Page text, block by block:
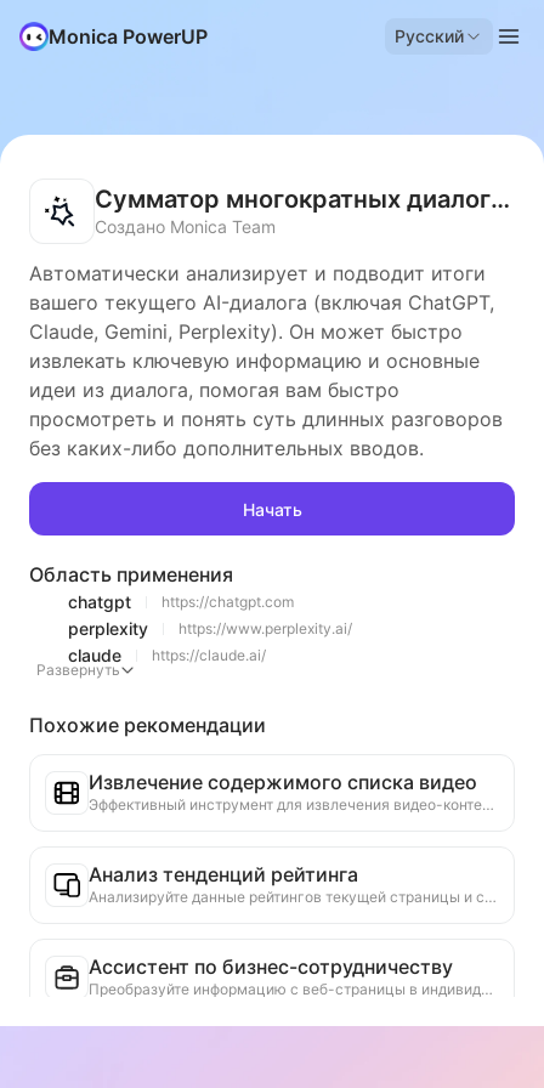
Monica PowerUP Русский
Сумматор многократных диалогов
Создано Monica Team
Автоматически анализирует и подводит итоги
вашего текущего AI-диалога (включая ChatGPT,
Claude, Gemini, Perplexity). Он может быстро
извлекать ключевую информацию и основные
идеи из диалога, помогая вам быстро
просмотреть и понять суть длинных разговоров
без каких-либо дополнительных вводов.
Начать
Область применения
chatgpt https://chatgpt.com
perplexity https://www.perplexity.ai/
claude
https://claude.ai/
Развернуть
Похожие рекомендации
Извлечение содержимого списка видео
Эффективный инструмент для извлечения видео-контента с веб-страниц, который может быстро сканировать страницы и организовывать информацию о видео в структурированную таблицу Markdown.
Анализ тенденций рейтинга
Анализируйте данные рейтингов текущей страницы и создавайте отчет о тенденциях. Определяйте популярные категории, быстро растущие типы продуктов и новые технологии. Предоставляйте мгновенные рыночные инсайты, чтобы помочь вам понять последние тенденции продуктов и рыночные движения.
Ассистент по бизнес-сотрудничеству
Преобразуйте информацию с веб-страницы в индивидуальные коммерческие предложения, частные сообщения для сотрудничества, предоставьте готовые шаблоны и руководства по последующим действиям, упростите процесс сотрудничества.